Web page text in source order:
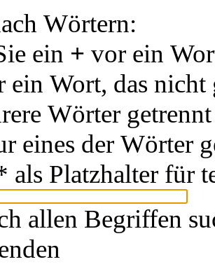
Wörtern:
ein + vor ein
ein Wort, das nicht
Wörter
eines der Wörter
als Platzhalter für
allen Begriffen